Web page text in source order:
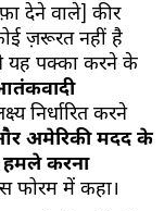
देने वाले] कीर
ज़रूरत नहीं है
यह पक्का करने के
निर्धारित करने
और अमेरिकी मदद के
करना
फोरम में कहा।